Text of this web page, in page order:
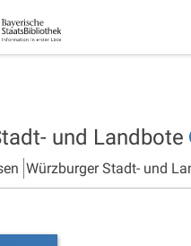
und Landbote
Würzburger Stadt- und